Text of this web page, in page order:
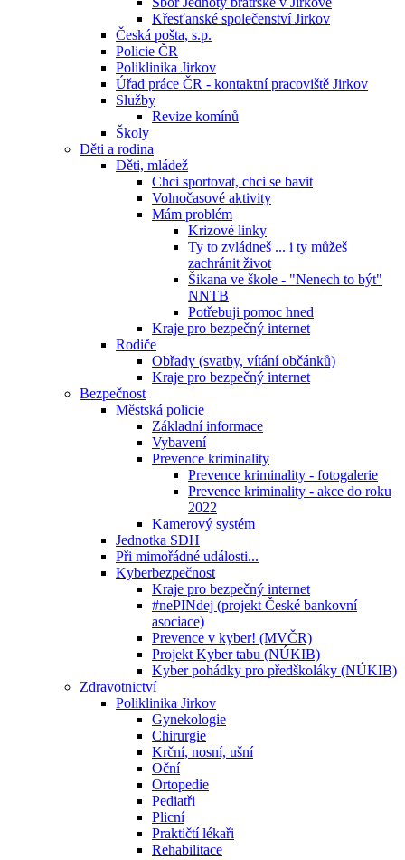
Křesťanské společenství Jirkov
Česká pošta, s.p.
Policie ČR
Poliklinika Jirkov
Úřad práce ČR - kontaktní pracoviště Jirkov
Služby
Revize komínů
Školy
Děti a rodina
Děti, mládež
Chci sportovat, chci se bavit
Volnočasové aktivity
Mám problém
Krizové linky
Ty to zvládneš ... i ty můžeš
zachránit život
Šikana ve škole - "Nenech to být"
NNTB
Potřebuji pomoc hned
Kraje pro bezpečný internet
Rodiče
Obřady (svatby, vítání občánků)
Kraje pro bezpečný internet
Bezpečnost
Městská policie
Základní informace
Vybavení
Prevence kriminality
Prevence kriminality - fotogalerie
Prevence kriminality - akce do roku
2022
Kamerový systém
Jednotka SDH
Při mimořádné události...
Kyberbezpečnost
Kraje pro bezpečný internet
#nePINdej (projekt České bankovní
asociace)
Prevence v kyber! (MVČR)
Projekt Kyber tabu (NÚKIB)
Kyber pohádky pro předškoláky (NÚKIB)
Zdravotnictví
Poliklinika Jirkov
Gynekologie
Chirurgie
Krční, nosní, ušní
Oční
Ortopedie
Pediatři
Plicní
Praktičtí lékaři
Rehabilitace